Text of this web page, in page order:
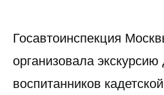
Госавтоинспекция
организовала экскурсию
воспитанников